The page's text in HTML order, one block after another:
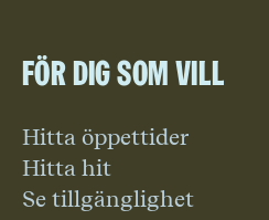
För dig som vill
Hitta öppettider
Hitta hit
Se tillgänglighet